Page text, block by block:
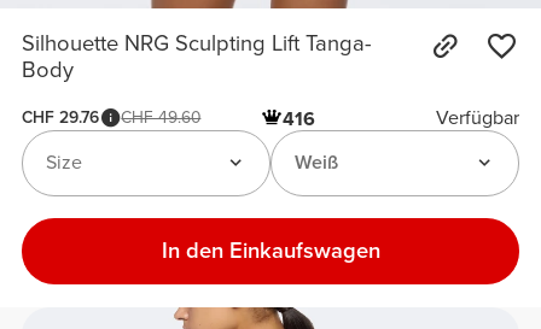
Silhouette NRG Sculpting Lift Tanga-
Body
CHF 29.76 CHF 49.60 416
Verfügbar
Weiß
Size
In den Einkaufswagen